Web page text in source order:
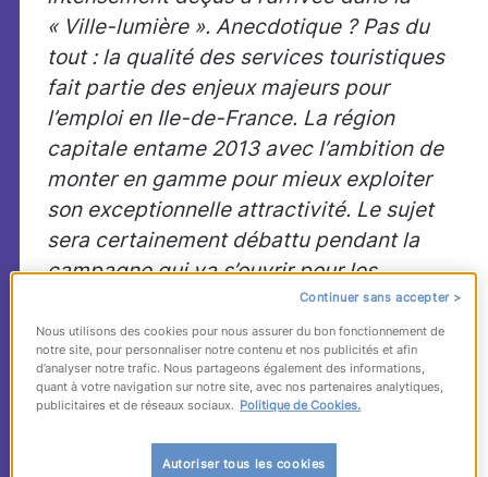
« Ville-lumière ». Anecdotique ? Pas du
tout : la qualité des services touristiques
fait partie des enjeux majeurs pour
l’emploi en Ile-de-France. La région
capitale entame 2013 avec l’ambition de
monter en gamme pour mieux exploiter
son exceptionnelle attractivité. Le sujet
sera certainement débattu pendant la
campagne qui va s’ouvrir pour les
élections municipales de 2014.
A la fin de l’année dernière, l’Organisation
Mondiale du Tourisme honorait
symboliquementle milliardième touriste
d’1,8 milliard. Alors que le marché du
Continuer sans accepter >
Nous utilisons des cookies pour nous assurer du bon fonctionnement de
notre site, pour personnaliser notre contenu et nos publicités et afin
d’analyser notre trafic. Nous partageons également des informations,
quant à votre navigation sur notre site, avec nos partenaires analytiques,
publicitaires et de réseaux sociaux. Politique de Cookies.
Autoriser tous les cookies